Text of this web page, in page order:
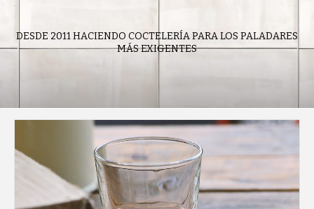
DESDE 2011 HACIENDO COCTELERÍA PARA LOS PALADARES
MÁS EXIGENTES